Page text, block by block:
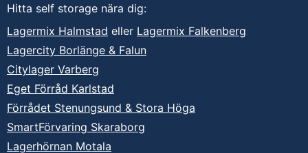
Hitta self storage nära dig:
Lagermix Halmstad eller Lagermix Falkenberg
Lagercity Borlänge & Falun
Citylager Varberg
Eget Förråd Karlstad
Förrådet Stenungsund & Stora Höga
SmartFörvaring Skaraborg
Lagerhörnan Motala